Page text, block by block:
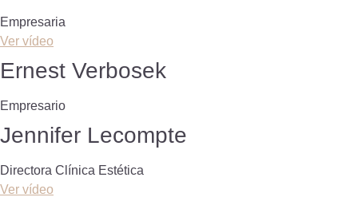
Empresaria
Ver vídeo
Ernest Verbosek
Empresario
Jennifer Lecompte
Directora Clínica Estética
Ver vídeo